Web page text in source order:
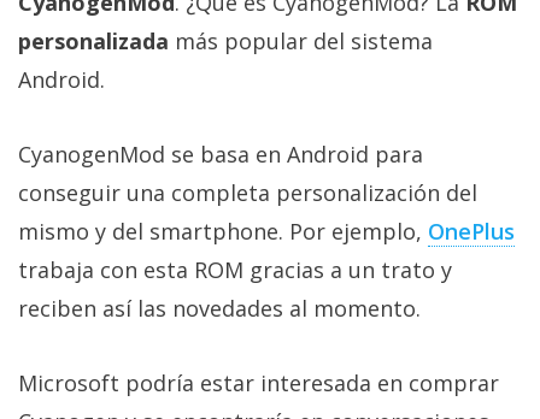
Más
temas
Foros
Contacto
/
Sobre
/
personalizada más popular del sistema
Android.
CyanogenMod se basa en Android para
conseguir una completa personalización del
mismo y del smartphone. Por ejemplo, OnePlus
trabaja con esta ROM gracias a un trato y
reciben así las novedades al momento.
Microsoft podría estar interesada en comprar